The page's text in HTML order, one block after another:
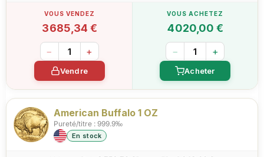
3 685,34 €
− +
Vendre
4 020,00 €
− +
Acheter
American Buffalo 1 OZ
Pureté/titre : 999.9‰
En stock